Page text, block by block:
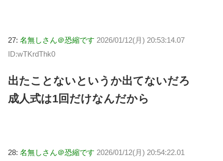
27: 名無しさん＠恐縮です 2026/01/12(月) 20:53:14.07
ID:wTKrdThk0
出たことないというか出てないだろ
成人式は1回だけなんだから
28: 名無しさん＠恐縮です 2026/01/12(月) 20:54:22.01